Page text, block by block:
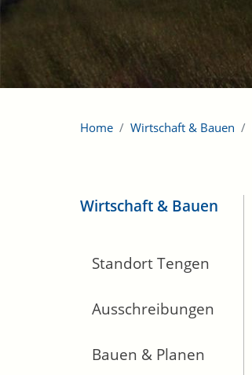
Home Wirtschaft & Bauen
Wirtschaft & Bauen
Standort Tengen
Ausschreibungen
Bauen & Planen